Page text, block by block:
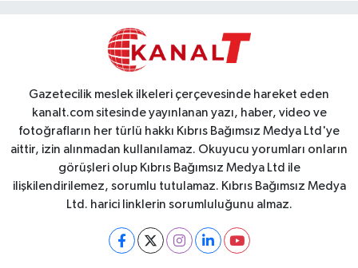
Gazetecilik meslek ilkeleri çerçevesinde hareket eden
kanalt.com sitesinde yayınlanan yazı, haber, video ve
fotoğrafların her türlü hakkı Kıbrıs Bağımsız Medya Ltd'ye
aittir, izin alınmadan kullanılamaz. Okuyucu yorumları onların
görüşleri olup Kıbrıs Bağımsız Medya Ltd ile
ilişkilendirilemez, sorumlu tutulamaz. Kıbrıs Bağımsız Medya
Ltd. harici linklerin sorumluluğunu almaz.